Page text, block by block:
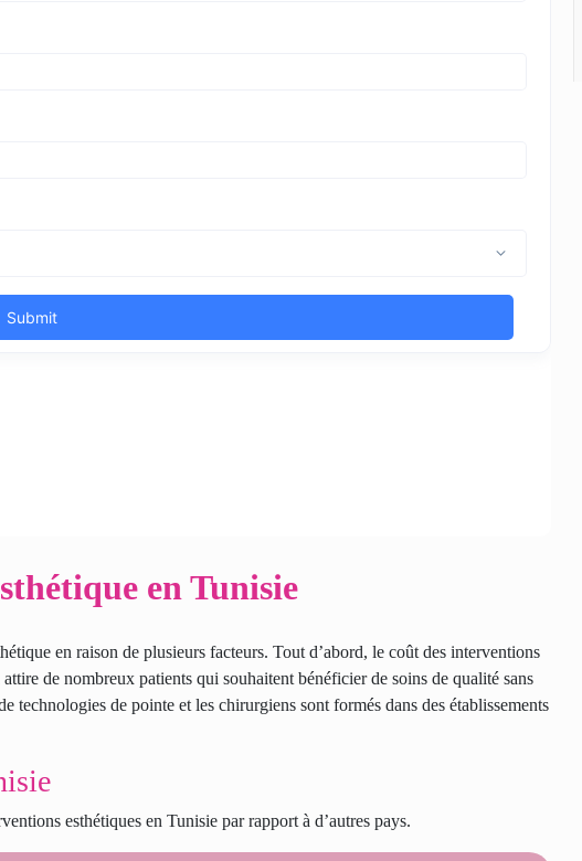
en Tunisie
en raison de plusieurs facteurs. Tout d’abord, le coût des interventions
de nombreux patients qui souhaitent bénéficier de soins de qualité sans
technologies de pointe et les chirurgiens sont formés dans des établissements
esthétiques en Tunisie par rapport à d’autres pays.